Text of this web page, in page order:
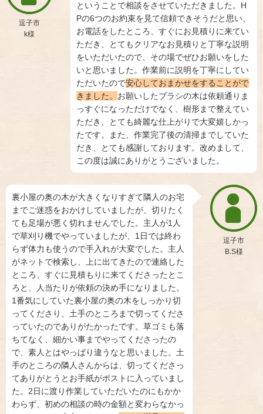
逗子市
k様
ということで相談をさせていただきました。H
Pの6つのお約束を見て信頼できそうだと思い、
お電話をしたところ、すぐにお見積りに来てい
ただき、とてもクリアなお見積りと丁寧な説明
をいただいたので、その場でぜひお願いをした
いと思いました。作業前に説明を丁寧にしてい
ただいたので安心しておまかせをすることがで
きました。 お願いしたブラシの木は依頼通りま
っすぐになっただけでなく、樹形まで整えてい
ただき、とても綺麗な仕上がりで大変嬉しかっ
たです。また、作業完了後の清掃までしていた
だき、とても感謝しております。改めまして、
この度は誠にありがとうございました。
逗子市
B.S様
裏小屋の奥の木が大きくなりすぎて隣人のお宅
までご迷惑をおかけしていましたが、切りたく
ても足場が悪く切れませんでした。主人が1人
で草刈り機でやっていましたが、1日では終わ
らず体力も使うので手入れが大変でした。主人
がネットで検索し、上に出てきたので連絡した
ところ、すぐに見積もりに来てくださったとこ
ろと、人当たりが依頼の決め手になりました。
1番気にしていた裏小屋の奥の木をしっかり切
ってくださり、土手のところまで切ってくださ
っていたのでありがたかったです。草ゴミも落
ちてなく、細かい事までやってくださったの
で、素人とはやっぱり違うなと思いました。土
手のところの隣人さんからは、切ってくださっ
てありがとうとお手紙がポストに入っていまし
た。2日に渡り作業していただいたのにもかか
わらず、初めの相談の時の金額と変わらなかっ